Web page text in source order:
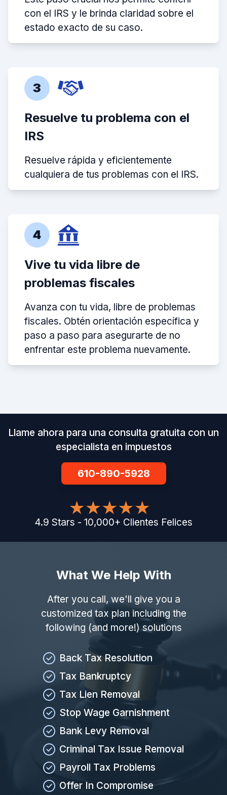
con el IRS y le brinda claridad sobre el
estado exacto de su caso.
3
Resuelve tu problema con el
IRS
Resuelve rápida y eficientemente
cualquiera de tus problemas con el IRS.
4
Vive tu vida libre de
problemas fiscales
Avanza con tu vida, libre de problemas
fiscales. Obtén orientación específica y
paso a paso para asegurarte de no
enfrentar este problema nuevamente.
Llame ahora para una consulta gratuita con un
especialista en impuestos
610-890-5928
4.9 Stars - 10,000+ Clientes Felices
What We Help With
After you call, we'll give you a
customized tax plan including the
following (and more!) solutions
Back Tax Resolution
Tax Bankruptcy
Tax Lien Removal
Stop Wage Garnishment
Bank Levy Removal
Criminal Tax Issue Removal
Payroll Tax Problems
Offer In Compromise